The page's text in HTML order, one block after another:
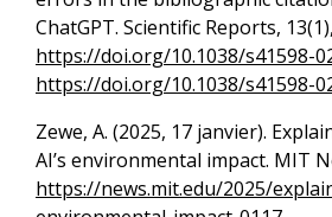
ChatGPT. Scientific Reports,
https://doi.org/10.1038/s41598-
https://doi.org/10.1038/s41598-
Zewe, A. (2025, 17 janvier).
AI’s environmental impact. MIT
https://news.mit.edu/2025/